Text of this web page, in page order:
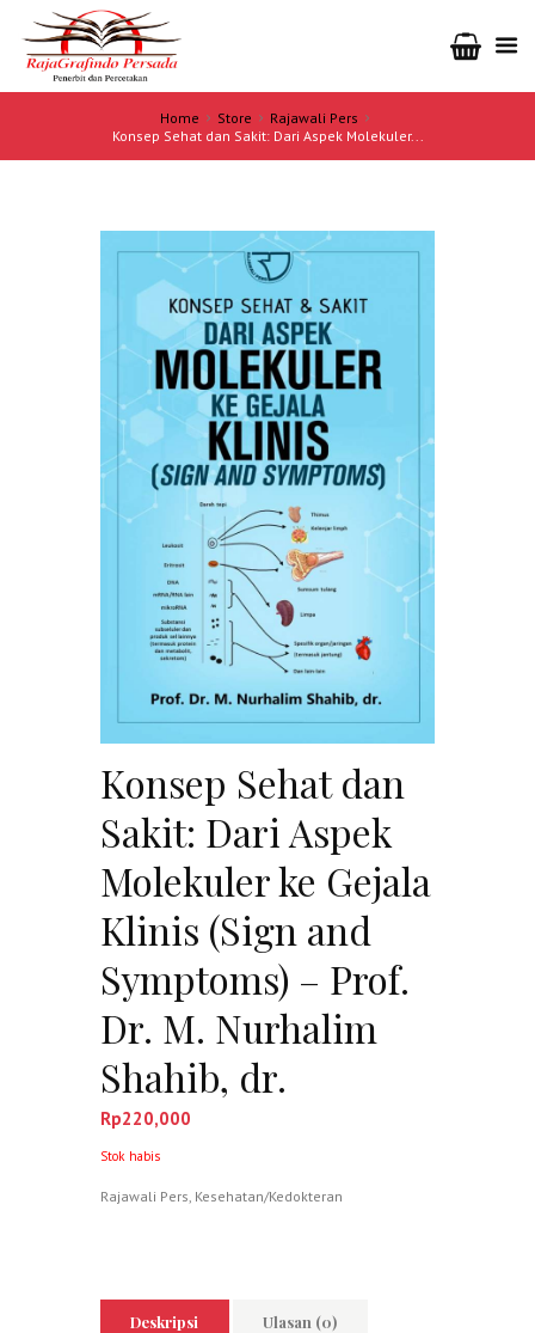
Home Store
Rajawali Pers
Konsep Sehat dan Sakit: Dari Aspek Molekuler...
Konsep Sehat dan
Sakit: Dari Aspek
Molekuler ke Gejala
Klinis (Sign and
Symptoms) – Prof.
Dr. M. Nurhalim
Shahib, dr.
Rp220,000
Stok habis
Rajawali Pers, Kesehatan/Kedokteran
Deskripsi Ulasan (0)